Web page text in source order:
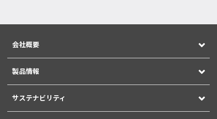
会社概要
製品情報
サステナビリティ